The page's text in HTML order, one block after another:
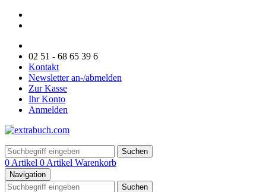
02 51 - 68 65 39 6
Kontakt
Newsletter an-/abmelden
Zur Kasse
Ihr Konto
Anmelden
Suchen
0 Artikel 0 Artikel Warenkorb
Navigation
Suchen